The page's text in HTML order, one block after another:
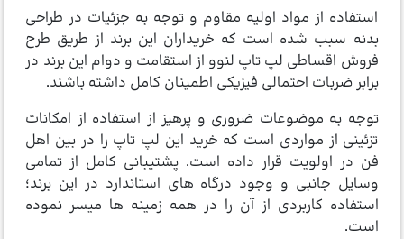
استفاده از مواد اولیه مقاوم و توجه به جزئیات در طراحی
بدنه سبب شده است که خریداران این برند از طریق طرح
فروش اقساطی لپ تاپ لنوو از استقامت و دوام این برند در
برابر ضربات احتمالی فیزیکی اطمینان کامل داشته باشند.
توجه به موضوعات ضروری و پرهیز از استفاده از امکانات
تزئینی از مواردی است که خرید این لپ تاپ را در بین اهل
فن در اولویت قرار داده است. پشتیبانی کامل از تمامی
وسایل جانبی و وجود درگاه­ های استاندارد در این برند؛
استفاده کاربردی از آن را در همه زمینه­ ها میسر نموده
است.